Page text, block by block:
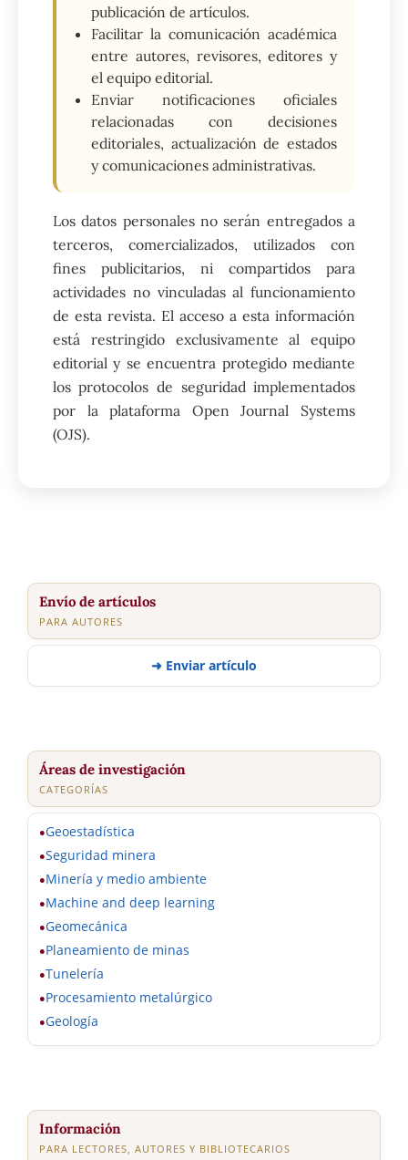
publicación de artículos.
Facilitar la comunicación académica
entre autores, revisores, editores y
el equipo editorial.
Enviar notificaciones oficiales
relacionadas con decisiones
editoriales, actualización de estados
y comunicaciones administrativas.
Los datos personales no serán entregados a
terceros, comercializados, utilizados con
fines publicitarios, ni compartidos para
actividades no vinculadas al funcionamiento
de esta revista. El acceso a esta información
está restringido exclusivamente al equipo
editorial y se encuentra protegido mediante
los protocolos de seguridad implementados
por la plataforma Open Journal Systems
(OJS).
Envío de artículos
PARA AUTORES
➜ Enviar artículo
Áreas de investigación
CATEGORÍAS
●Geoestadística
●Seguridad minera
●Minería y medio ambiente
●Machine and deep learning
●Geomecánica
●Planeamiento de minas
●Tunelería
●Procesamiento metalúrgico
●Geología
Información
PARA LECTORES, AUTORES Y BIBLIOTECARIOS